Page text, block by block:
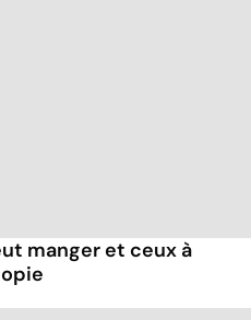
manger et ceux à